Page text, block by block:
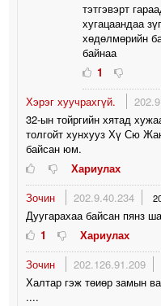
тэтгэвэрт
хугацаандаа
хөдөлмөрийн
байнаа
1
Хэрэг хуучрахгүй.
32-ын тойргийн хятад
толгойт хунхууз Хү Сю
байсан юм.
Хариулах
Зочин
202.9.40.234
Дуугарахаа байсан пянз
1
Хариулах
Зочин
202.126.91.209
Халтар гэж төиөр замын
....